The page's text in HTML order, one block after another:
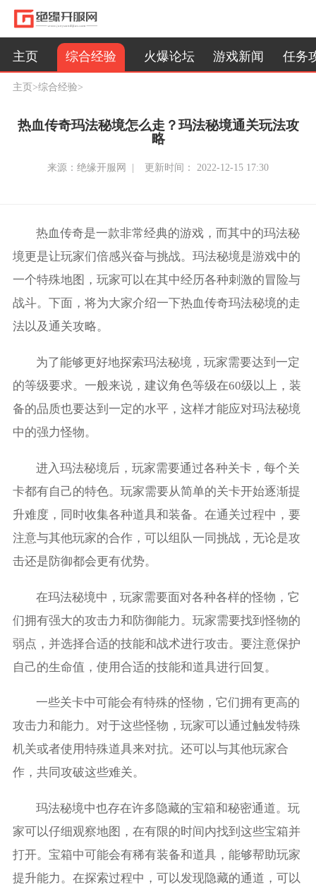
主页 综合经验 火爆论坛 游戏新闻 任务
主页>综合经验>
热血传奇玛法秘境怎么走？玛法秘境通关玩法攻
略
来源：绝缘开服网 | 更新时间： 2022-12-15 17:30
热血传奇是一款非常经典的游戏，而其中的玛法秘
境更是让玩家们倍感兴奋与挑战。玛法秘境是游戏中的
一个特殊地图，玩家可以在其中经历各种刺激的冒险与
战斗。下面，将为大家介绍一下热血传奇玛法秘境的走
法以及通关攻略。
为了能够更好地探索玛法秘境，玩家需要达到一定
的等级要求。一般来说，建议角色等级在60级以上，装
备的品质也要达到一定的水平，这样才能应对玛法秘境
中的强力怪物。
进入玛法秘境后，玩家需要通过各种关卡，每个关
卡都有自己的特色。玩家需要从简单的关卡开始逐渐提
升难度，同时收集各种道具和装备。在通关过程中，要
注意与其他玩家的合作，可以组队一同挑战，无论是攻
击还是防御都会更有优势。
在玛法秘境中，玩家需要面对各种各样的怪物，它
们拥有强大的攻击力和防御能力。玩家需要找到怪物的
弱点，并选择合适的技能和战术进行攻击。要注意保护
自己的生命值，使用合适的技能和道具进行回复。
一些关卡中可能会有特殊的怪物，它们拥有更高的
攻击力和能力。对于这些怪物，玩家可以通过触发特殊
机关或者使用特殊道具来对抗。还可以与其他玩家合
作，共同攻破这些难关。
玛法秘境中也存在许多隐藏的宝箱和秘密通道。玩
家可以仔细观察地图，在有限的时间内找到这些宝箱并
打开。宝箱中可能会有稀有装备和道具，能够帮助玩家
提升能力。在探索过程中，可以发现隐藏的通道，可以